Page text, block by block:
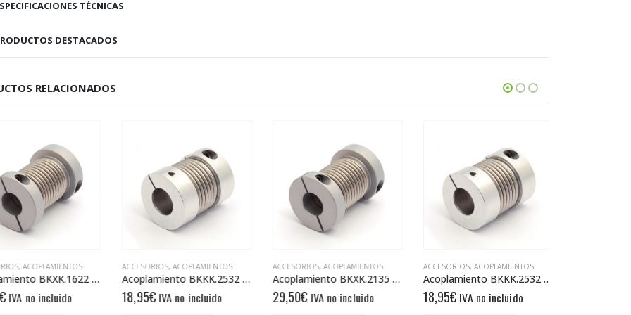
TÉCNICAS
DESTACADOS
RELACIONADOS
,ACOPLAMIENTOS
Acoplamiento BKXK.1622 6/6
IVA no incluido
ACCESORIOS,ACOPLAMIENTOS
Acoplamiento BKKK.2532 10/12
18,95€IVA no incluido
ACCESORIOS,ACOPLAMIENTOS
Acoplamiento BKXK.2135 6/6
29,50€IVA no incluido
ACCESORIOS,ACOPLAMIENTOS
Acoplamiento BKKK.2532 8/10
18,95€IVA no incluido